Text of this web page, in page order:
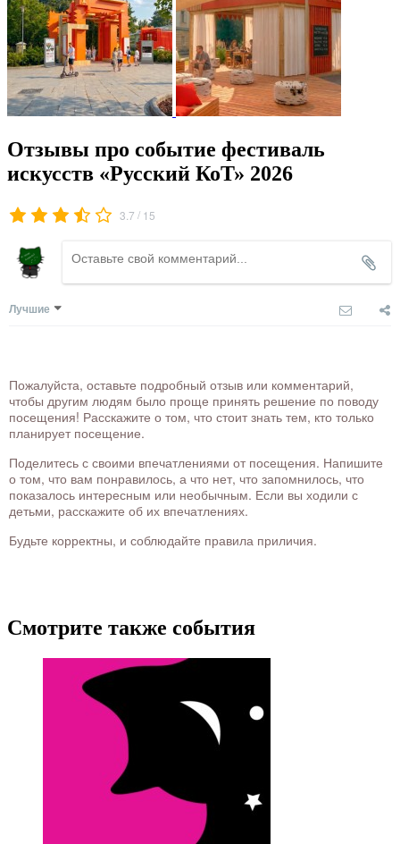
Отзывы про событие фестиваль
искусств «Русский КоТ» 2026
3.7 / 15
Лучшие
Пожалуйста, оставьте подробный отзыв или комментарий,
чтобы другим людям было проще принять решение по поводу
посещения! Расскажите о том, что стоит знать тем, кто только
планирует посещение.
Поделитесь с своими впечатлениями от посещения. Напишите
о том, что вам понравилось, а что нет, что запомнилось, что
показалось интересным или необычным. Если вы ходили с
детьми, расскажите об их впечатлениях.
Будьте корректны, и соблюдайте правила приличия.
Смотрите также события